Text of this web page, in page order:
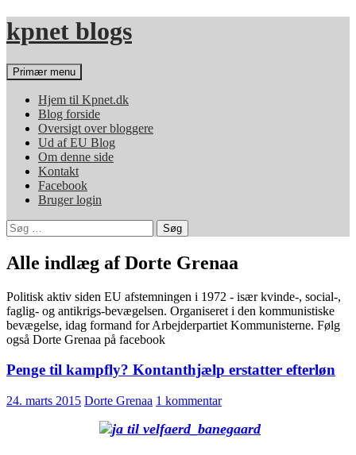
Hop
til
kpnet blogs
Søg
Primær menu
Hjem til Kpnet.dk
Blog forside
Oversigt over bloggere
Ud af EU Blog
Om denne side
Kontakt
Facebook
Bruger login
Søg
efter:
Alle indlæg af Dorte Grenaa
Politisk aktiv siden EU afstemningen i 1972 - især kvinde-, social-,
faglig- og antikrigs-bevægelsen. Organiseret i den kommunistiske
bevægelse, idag formand for Arbejderpartiet Kommunisterne. Følg
også Dorte Grenaa på facebook
Penge til kampfly? Kontanthjælp erstatter efterløn
24. marts 2015 Dorte Grenaa 1 kommentar